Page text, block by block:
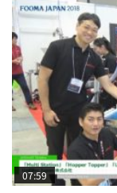
07:59